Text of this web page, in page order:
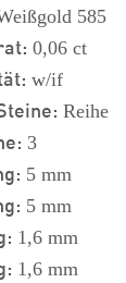
585
0,06 ct
w/if
Reihe
3
5 mm
5 mm
1,6 mm
1,6 mm